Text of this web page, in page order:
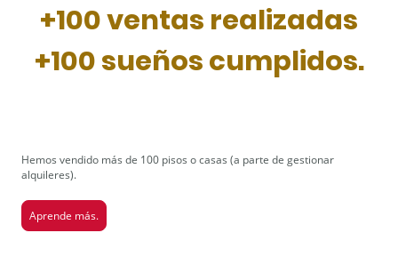
+100 ventas realizadas
+100 sueños cumplidos.
Hemos vendido más de 100 pisos o casas (a parte de gestionar
alquileres).
Aprende más.